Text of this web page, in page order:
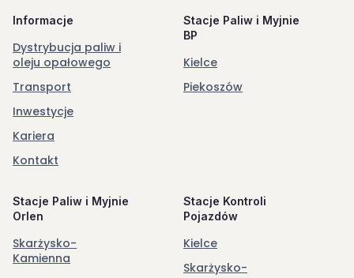
Informacje
Dystrybucja paliw i
oleju opałowego
Transport
Inwestycje
Kariera
Kontakt
Stacje Paliw i Myjnie
BP
Kielce
Piekoszów
Stacje Paliw i Myjnie
Orlen
Skarżysko-
Kamienna
Stacje Kontroli
Pojazdów
Kielce
Skarżysko-